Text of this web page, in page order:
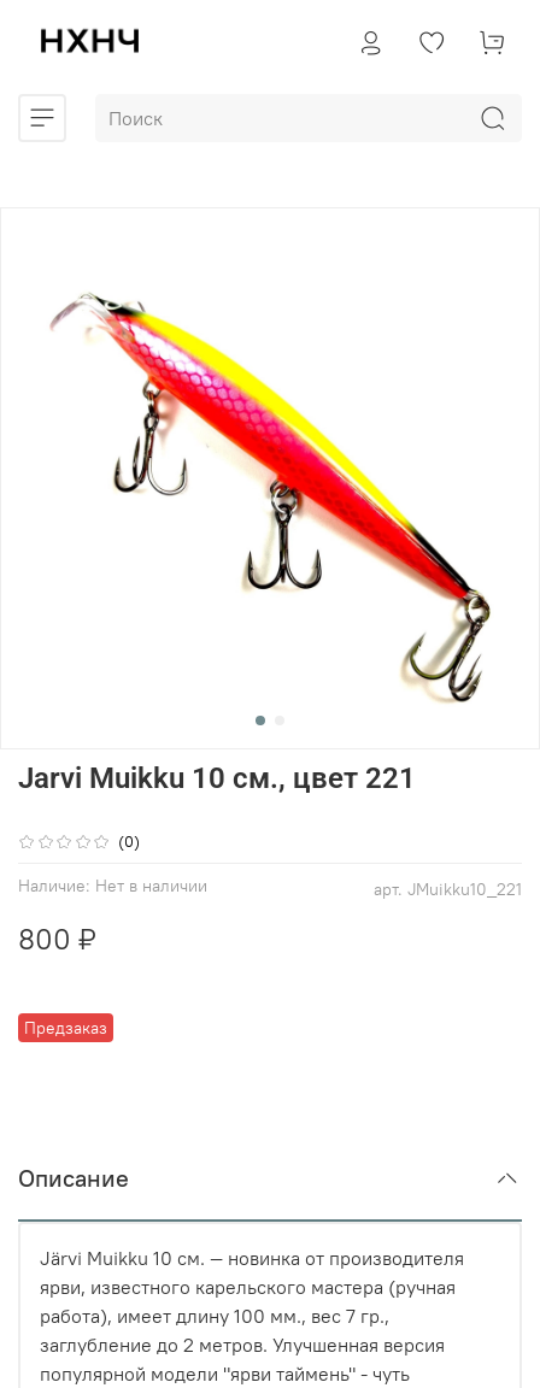
(0)
арт. JMuikku10_221
Наличие: Нет в наличии
Предзаказ
Jarvi Muikku 10 см., цвет 221
800 ₽
Описание
Järvi Muikku 10 см. — новинка от производителя
ярви, известного карельского мастера (ручная
работа), имеет длину 100 мм., вес 7 гр.,
заглубление до 2 метров. Улучшенная версия
популярной модели "ярви таймень" - чуть